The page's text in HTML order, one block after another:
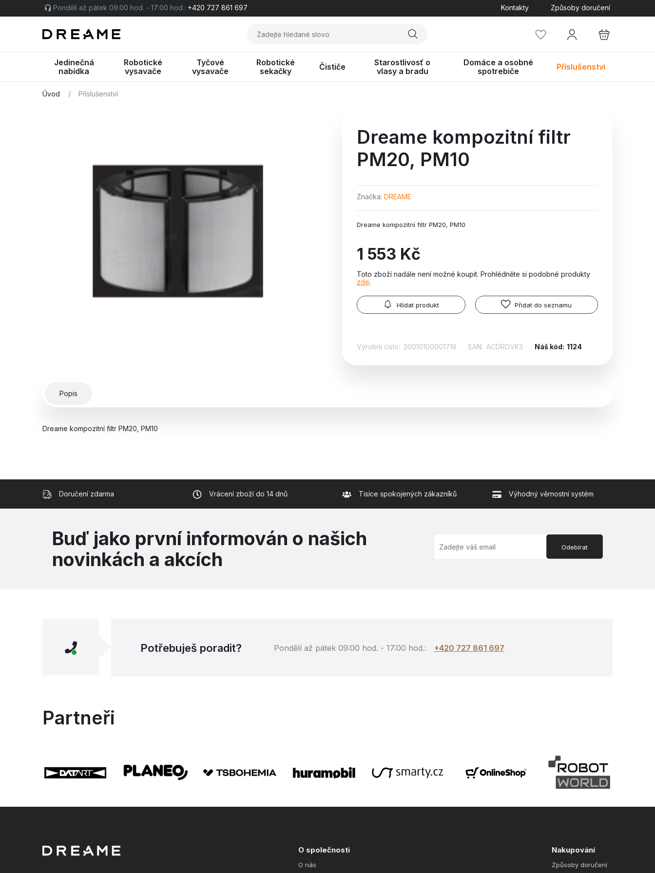
Pondělí až pátek 09:00 hod. - 17:00 hod.: +420 727 861 697 Kontakty Způsoby doručení
Jedinečná
nabídka
Robotické
vysavače
Tyčové
vysavače
Robotické
sekačky
Čističe
Starostlivosť o
vlasy a bradu
Domáce a osobné
spotrebiče
Příslušenství
Úvod / Příslušenství
Dreame kompozitní filtr
PM20, PM10
Značka DREAME
Dreame kompozitní filtr PM20, PM10
1 553 Kč
Toto zboží nadále není možné koupit. Prohlédněte si podobné produkty
zde.
Hlídat produkt Přidat do seznamu
Výrobní číslo: 20010100001716 EAN: ACDRDVK3 Náš kód: 1124
Popis
Dreame kompozitní filtr PM20, PM10
Doručení zdarma Vrácení zboží do 14 dnů Tisíce spokojených zákazníků Výhodný věrnostní systém
Buď jako první informován o našich
novinkách a akcích
Odebírat
Potřebuješ poradit? Pondělí až pátek 09:00 hod. - 17:00 hod.: +420 727 861 697
Partneři
O společnosti
O nás
Nakupování
Způsoby doručení